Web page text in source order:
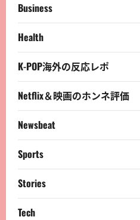
Business
Health
K-POP海外の反応レポ
Netflix＆映画のホンネ評価
Newsbeat
Sports
Stories
Tech